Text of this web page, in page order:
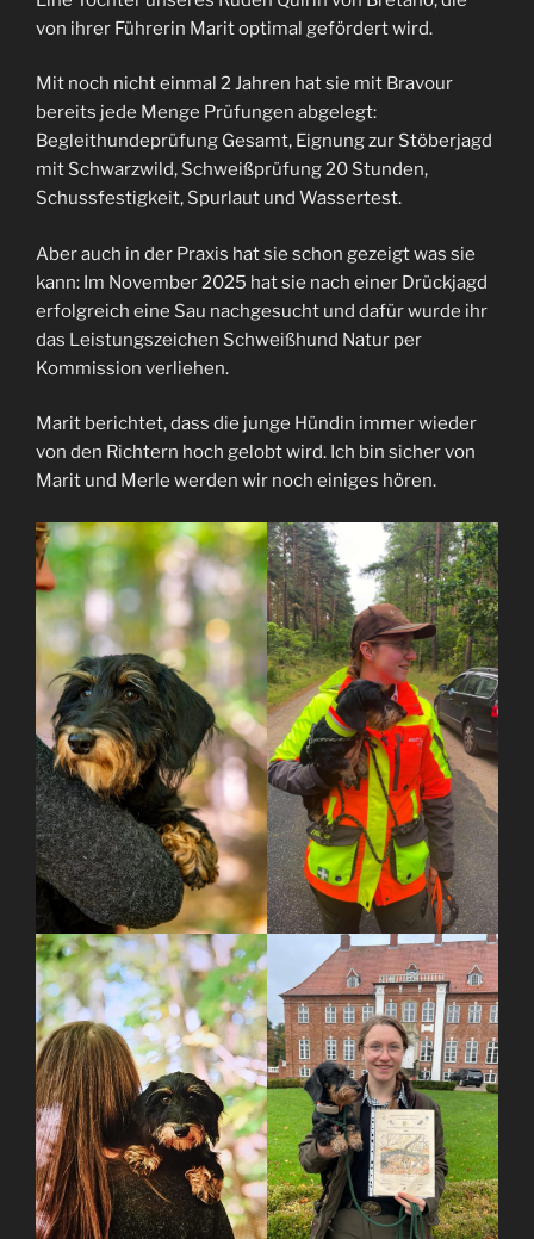
von ihrer Führerin Marit optimal gefördert wird.
Mit noch nicht einmal 2 Jahren hat sie mit Bravour
bereits jede Menge Prüfungen abgelegt:
Begleithundeprüfung Gesamt, Eignung zur Stöberjagd
mit Schwarzwild, Schweißprüfung 20 Stunden,
Schussfestigkeit, Spurlaut und Wassertest.
Aber auch in der Praxis hat sie schon gezeigt was sie
kann: Im November 2025 hat sie nach einer Drückjagd
erfolgreich eine Sau nachgesucht und dafür wurde ihr
das Leistungszeichen Schweißhund Natur per
Kommission verliehen.
Marit berichtet, dass die junge Hündin immer wieder
von den Richtern hoch gelobt wird. Ich bin sicher von
Marit und Merle werden wir noch einiges hören.